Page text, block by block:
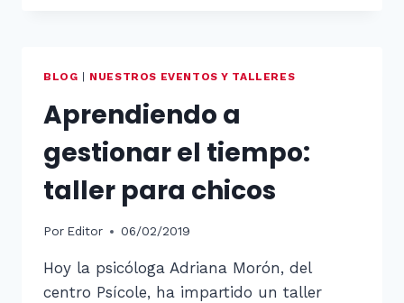
BLOG | NUESTROS EVENTOS Y TALLERES
Aprendiendo a
gestionar el tiempo:
taller para chicos
Por Editor 06/02/2019
Hoy la psicóloga Adriana Morón, del
centro Psícole, ha impartido un taller